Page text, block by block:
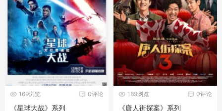
0评论
169浏览
《星球大战》系列
0评论
189浏览
《唐人街探案》系列